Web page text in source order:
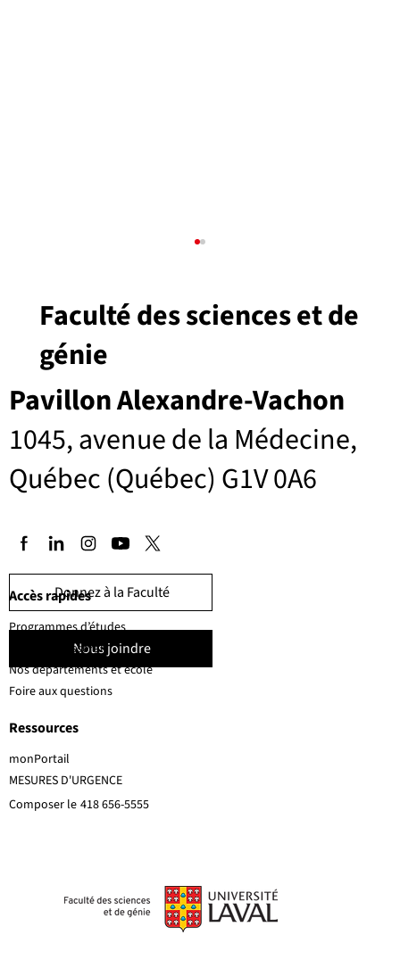
Pavillon Alexandre-Vachon
1045, avenue de la Médecine,
Québec (Québec) G1V 0A6
Faculté des sciences et de
génie
Donnez à la Faculté
Nous joindre
MESURES D'URGENCE
Composer le 418 656-5555
Accès rapides
Ressources
Programmes d’études
Corps professoral
Nos départements et école
Foire aux questions
monPortail